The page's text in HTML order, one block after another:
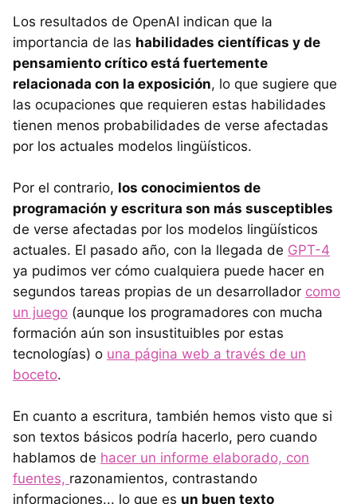
Los resultados de OpenAI indican que la
importancia de las habilidades científicas y de
pensamiento crítico está fuertemente
relacionada con la exposición, lo que sugiere que
las ocupaciones que requieren estas habilidades
tienen menos probabilidades de verse afectadas
por los actuales modelos lingüísticos.
Por el contrario, los conocimientos de
programación y escritura son más susceptibles
de verse afectadas por los modelos lingüísticos
actuales. El pasado año, con la llegada de GPT-4
ya pudimos ver cómo cualquiera puede hacer en
segundos tareas propias de un desarrollador como
un juego (aunque los programadores con mucha
formación aún son insustituibles por estas
tecnologías) o una página web a través de un
boceto.
En cuanto a escritura, también hemos visto que si
son textos básicos podría hacerlo, pero cuando
hablamos de hacer un informe elaborado, con
fuentes, razonamientos, contrastando
informaciones... lo que es un buen texto